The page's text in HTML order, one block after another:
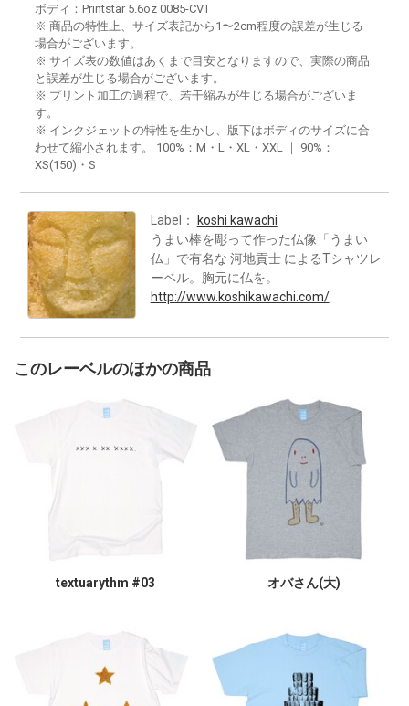
ボディ：Printstar 5.6oz 0085-CVT
※ 商品の特性上、サイズ表記から1〜2cm程度の誤差が生じる
場合がございます。
※ サイズ表の数値はあくまで目安となりますので、実際の商品
と誤差が生じる場合がございます。
※ プリント加工の過程で、若干縮みが生じる場合がございま
す。
※ インクジェットの特性を生かし、版下はボディのサイズに合
わせて縮小されます。 100%：M・L・XL・XXL ｜ 90%：
XS(150)・S
Label：
koshi kawachi
うまい棒を彫って作った仏像「うまい
仏」で有名な 河地貢士 によるTシャツレ
ーベル。胸元に仏を。
http://www.koshikawachi.com/
このレーベルのほかの商品
textuarythm #03 オバさん(大)